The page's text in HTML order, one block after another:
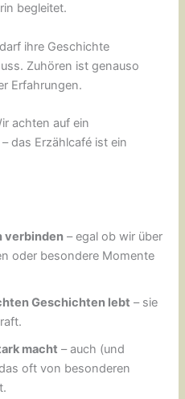
begleitet.
ihre Geschichte
Zuhören ist genauso
Erfahrungen.
achten auf ein
das Erzählcafé ist ein
verbinden – egal ob wir über
oder besondere Momente
Geschichten lebt – sie
macht – auch (und
oft von besonderen